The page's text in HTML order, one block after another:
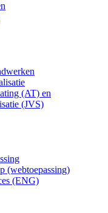
(AT) en
(JVS)
(webtoepassing)
(ENG)